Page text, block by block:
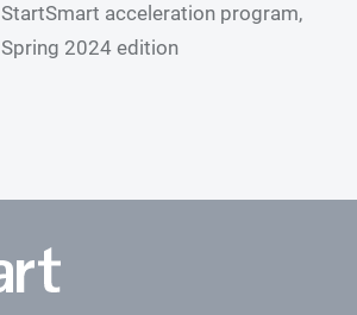
StartSmart acceleration program,
Spring 2024 edition